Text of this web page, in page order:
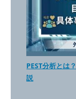
PEST分析とは
説